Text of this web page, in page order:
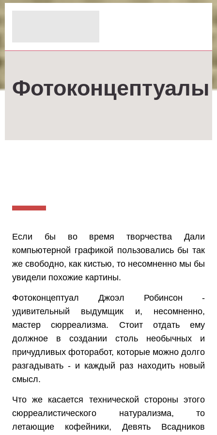
Фотоконцептуалы
Если бы во время творчества Дали
компьютерной графикой пользовались бы так
же свободно, как кистью, то несомненно мы бы
увидели похожие картины.
Фотоконцептуал Джоэл Робинсон -
удивительный выдумщик и, несомненно,
мастер сюрреализма. Стоит отдать ему
должное в создании столь необычных и
причудливых фоторабот, которые можно долго
разгадывать - и каждый раз находить новый
смысл.
Что же касается технической стороны этого
сюрреалистического натурализма, то
летающие кофейники, Девять Всадников